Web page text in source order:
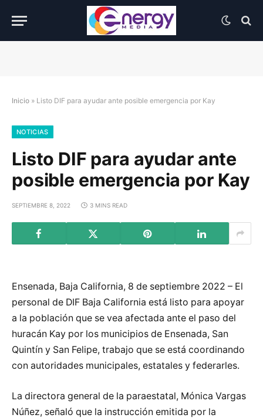
Inicio » Listo DIF para ayudar ante posible emergencia por Kay
NOTICIAS
Listo DIF para ayudar ante
posible emergencia por Kay
SEPTIEMBRE 8, 2022 3 MINS READ
Ensenada, Baja California, 8 de septiembre 2022 – El
personal de DIF Baja California está listo para apoyar
a la población que se vea afectada ante el paso del
huracán Kay por los municipios de Ensenada, San
Quintín y San Felipe, trabajo que se está coordinando
con autoridades municipales, estatales y federarles.
La directora general de la paraestatal, Mónica Vargas
Núñez, señaló que la instrucción emitida por la